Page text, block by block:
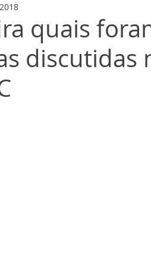
quais
discutidas